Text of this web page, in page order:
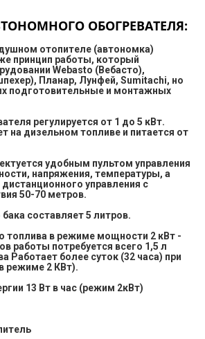
ОБОГРЕВАТЕЛЯ:
отопителе (автономка)
принцип работы, который
Webastо (Вебасто),
Планар, Лунфей, Sumitachi, но
подготовительные и монтажных
регулируется от 1 до 5 кВт.
на дизельном топливе и питается от
удобным пультом управления
напряжения, температуры, а
управления с
50-70 метров.
составляет 5 литров.
топлива в режиме мощности 2 кВт -
работы потребуется всего 1,5 л
Работает более суток (32 часа) при
режиме 2 КВт).
13 Вт в час (режим 2кВт)